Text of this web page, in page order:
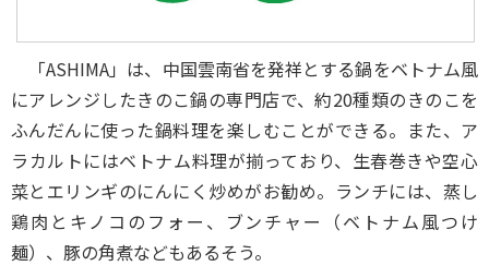
「ASHIMA」は、中国雲南省を発祥とする鍋をベトナム風
にアレンジしたきのこ鍋の専門店で、約20種類のきのこを
ふんだんに使った鍋料理を楽しむことができる。また、ア
ラカルトにはベトナム料理が揃っており、生春巻きや空心
菜とエリンギのにんにく炒めがお勧め。ランチには、蒸し
鶏肉とキノコのフォー、ブンチャー（ベトナム風つけ
麺）、豚の角煮などもあるそう。